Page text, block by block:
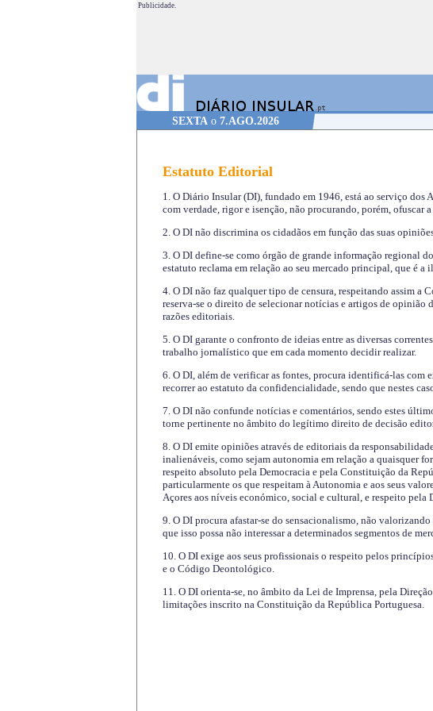
Publicidade.
SEXTAo 7.AGO.2026
Estatuto Editorial
1. O Diário Insular (DI), fundado em 1946, está ao serviço dos
com verdade, rigor e isenção, não procurando, porém, ofuscar
2. O DI não discrimina os cidadãos em função das suas
3. O DI define-se como órgão de grande informação regional
estatuto reclama em relação ao seu mercado principal, que é a
4. O DI não faz qualquer tipo de censura, respeitando assim
reserva-se o direito de selecionar notícias e artigos de opinião
razões editoriais.
5. O DI garante o confronto de ideias entre as diversas
trabalho jornalístico que em cada momento decidir realizar.
6. O DI, além de verificar as fontes, procura identificá-las com
recorrer ao estatuto da confidencialidade, sendo que nestes
7. O DI não confunde notícias e comentários, sendo estes
torne pertinente no âmbito do legítimo direito de decisão
8. O DI emite opiniões através de editoriais da
inalienáveis, como sejam autonomia em relação a quaisquer
respeito absoluto pela Democracia e pela Constituição da
particularmente os que respeitam à Autonomia e aos seus
Açores aos níveis económico, social e cultural, e respeito pela
9. O DI procura afastar-se do sensacionalismo, não
que isso possa não interessar a determinados segmentos de
10. O DI exige aos seus profissionais o respeito pelos
e o Código Deontológico.
11. O DI orienta-se, no âmbito da Lei de Imprensa, pela
limitações inscrito na Constituição da República Portuguesa.